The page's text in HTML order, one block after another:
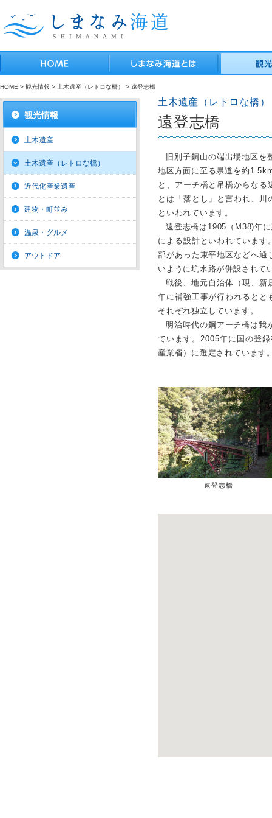
HOME > 観光情報 > 土木遺産（レトロな橋） > 遠登志橋
観光情報
土木遺産
土木遺産（レトロな橋）
近代化産業遺産
建物・町並み
温泉・グルメ
アウトドア
土木遺産（レトロな橋）
遠登志橋
旧別子銅山の端出場地区
地区方面に至る県道を約
と、アーチ橋と吊橋からな
とは「落とし」と言われ、
といわれています。
遠登志橋は1905（M38)年
による設計といわれていま
部があった東平地区などへ通
いように坑水路が併設されて
戦後、地元自治体（現、新
年に補強工事が行われるとと
それぞれ独立しています。
明治時代の鋼アーチ橋は我
ています。2005年に国の登
産業省）に選定されています
遠登志橋